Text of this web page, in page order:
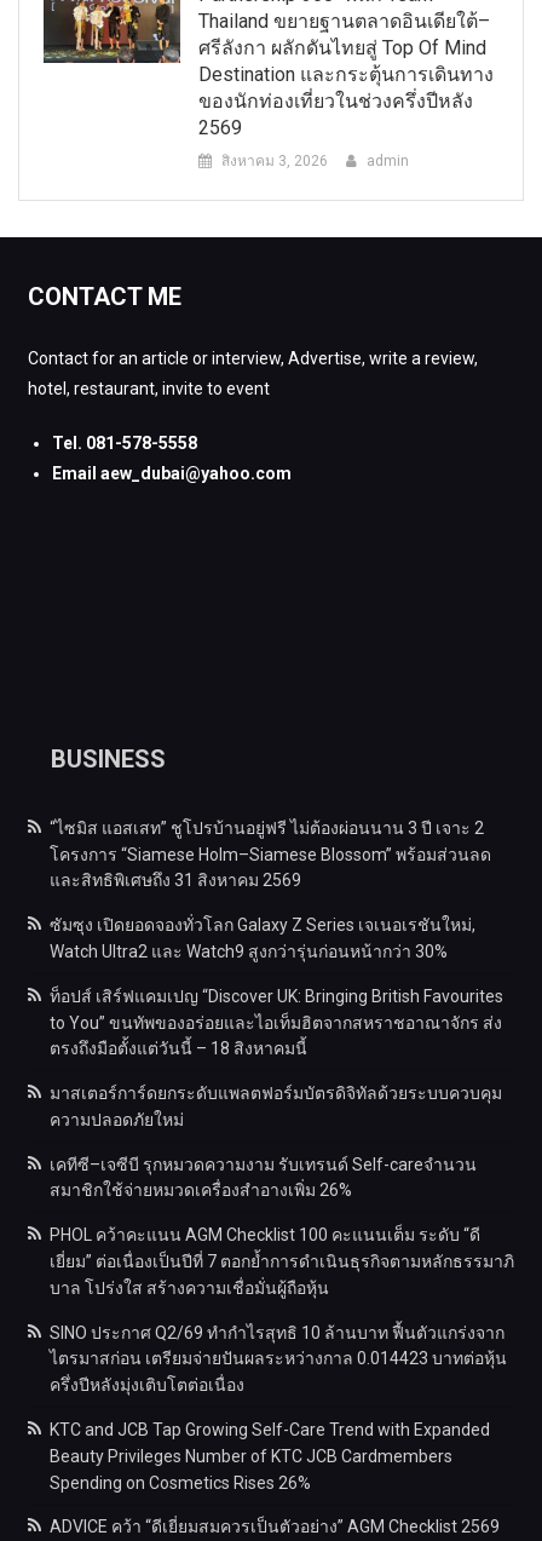
Thailand ขยายฐานตลาดอินเดียใต้–
ศรีลังกา ผลักดันไทยสู่ Top Of Mind
Destination และกระตุ้นการเดินทาง
ของนักท่องเที่ยวในช่วงครึ่งปีหลัง
2569
สิงหาคม 3, 2026 admin
CONTACT ME
Contact for an article or interview, Advertise, write a review,
hotel, restaurant, invite to event
Tel. 081-578-5558
Email aew_dubai@yahoo.com
BUSINESS
“ไซมิส แอสเสท” ชูโปรบ้านอยู่ฟรี ไม่ต้องผ่อนนาน 3 ปี เจาะ 2
โครงการ “Siamese Holm–Siamese Blossom” พร้อมส่วนลด
และสิทธิพิเศษถึง 31 สิงหาคม 2569
ซัมซุง เปิดยอดจองทั่วโลก Galaxy Z Series เจเนอเรชันใหม่,
Watch Ultra2 และ Watch9 สูงกว่ารุ่นก่อนหน้ากว่า 30%
ท็อปส์ เสิร์ฟแคมเปญ “Discover UK: Bringing British Favourites
to You” ขนทัพของอร่อยและไอเท็มฮิตจากสหราชอาณาจักร ส่ง
ตรงถึงมือตั้งแต่วันนี้ – 18 สิงหาคมนี้
มาสเตอร์การ์ดยกระดับแพลตฟอร์มบัตรดิจิทัลด้วยระบบควบคุม
ความปลอดภัยใหม่
เคทีซี–เจซีบี รุกหมวดความงาม รับเทรนด์ Self-careจำนวน
สมาชิกใช้จ่ายหมวดเครื่องสำอางเพิ่ม 26%
PHOL คว้าคะแนน AGM Checklist 100 คะแนนเต็ม ระดับ “ดี
เยี่ยม” ต่อเนื่องเป็นปีที่ 7 ตอกย้ำการดำเนินธุรกิจตามหลักธรรมาภิ
บาล โปร่งใส สร้างความเชื่อมั่นผู้ถือหุ้น
SINO ประกาศ Q2/69 ทำกำไรสุทธิ 10 ล้านบาท ฟื้นตัวแกร่งจาก
ไตรมาสก่อน เตรียมจ่ายปันผลระหว่างกาล 0.014423 บาทต่อหุ้น
ครึ่งปีหลังมุ่งเติบโตต่อเนื่อง
KTC and JCB Tap Growing Self-Care Trend with Expanded
Beauty Privileges Number of KTC JCB Cardmembers
Spending on Cosmetics Rises 26%
ADVICE คว้า “ดีเยี่ยมสมควรเป็นตัวอย่าง” AGM Checklist 2569